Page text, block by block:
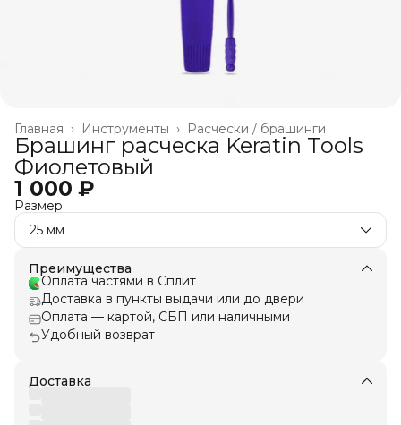
Расчески / брашинги
Инструменты ›
Главная ›
Брашинг расческа Keratin Tools
Фиолетовый
1 000 ₽
Размер
25 мм
Преимущества
Оплата частями в Сплит
Доставка в пункты выдачи или до двери
Оплата — картой, СБП или наличными
Удобный возврат
Доставка